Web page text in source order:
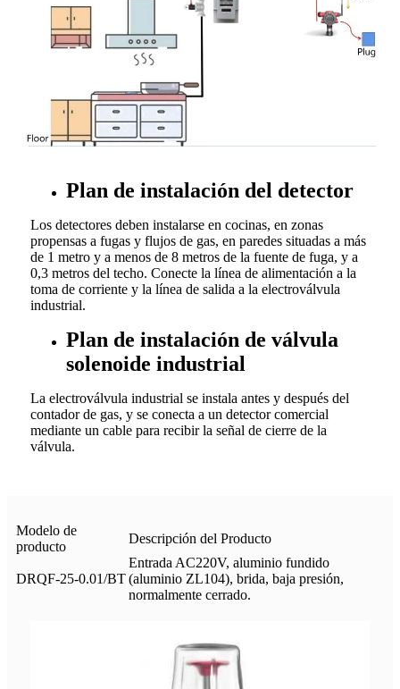
Plan de instalación del detector
Los detectores deben instalarse en cocinas, en zonas
propensas a fugas y flujos de gas, en paredes situadas a más
de 1 metro y a menos de 8 metros de la fuente de fuga, y a
0,3 metros del techo. Conecte la línea de alimentación a la
toma de corriente y la línea de salida a la electroválvula
industrial.
Plan de instalación de válvula
solenoide industrial
La electroválvula industrial se instala antes y después del
contador de gas, y se conecta a un detector comercial
mediante un cable para recibir la señal de cierre de la
válvula.
Modelo de
producto
Descripción del Producto
DRQF-25-0.01/BT
Entrada AC220V, aluminio fundido
(aluminio ZL104), brida, baja presión,
normalmente cerrado.